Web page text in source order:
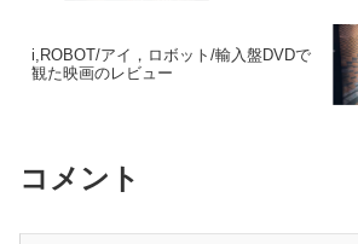
i,ROBOT/アイ，ロボット/輸入盤DVDで
観た映画のレビュー
コメント